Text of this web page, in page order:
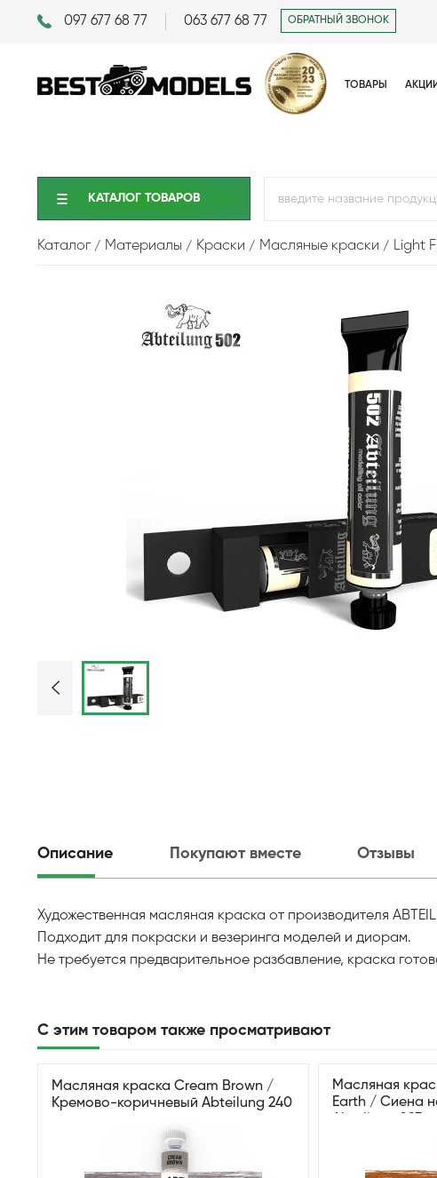
097 677 68 77 063 677 68 77 ОБРАТНЫЙ ЗВОНОК
ТОВАРЫ АКЦИИ
КАТАЛОГ ТОВАРОВ
Каталог Материалы Краски Масляные краски Light
Описание Покупают вместе Отзывы
Художественная масляная краска от производителя
Подходит для покраски и везеринга моделей и диорам.
Не требуется предварительное разбавление, краска
С этим товаром также просматривают
Масляная краска Cream Brown /
Кремово-коричневый Abteilung 240
Масляная
Earth / Сиена